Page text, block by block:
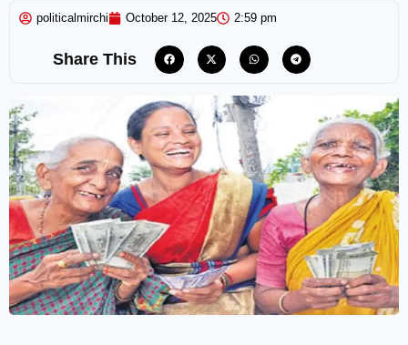
politicalmirchi October 12, 2025 2:59 pm
Share This